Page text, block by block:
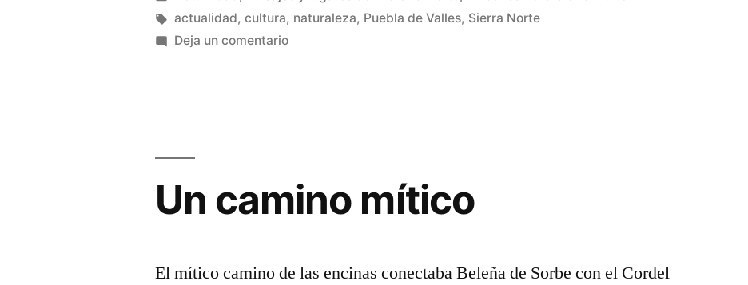
Puebla
en
Etiquetas:
actualidad,cultura, naturaleza, Puebla de Valles, Sierra Norte
Deja un comentarioen
Valles
Un camino mítico
El mítico camino de las encinas conectaba Beleña de Sorbe con el Cordel